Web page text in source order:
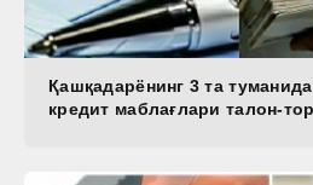
Қашқадарёнинг 3 та
кредит маблағлари талон-